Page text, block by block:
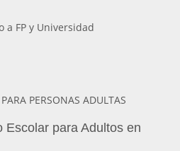
a FP y Universidad
PERSONAS ADULTAS
Escolar para Adultos en